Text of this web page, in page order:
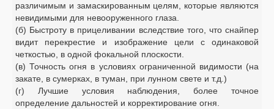
различимым и замаскированным целям, которые являются
невидимыми для невооруженного глаза.
(б) Быстроту в прицеливании вследствие того, что снайпер
видит перекрестие и изображение цели с одинаковой
четкостью, в одной фокальной плоскости.
(в) Точность огня в условиях ограниченной видимости (на
закате, в сумерках, в туман, при лунном свете и т.д.)
(г) Лучшие условия наблюдения, более точное
определение дальностей и корректирование огня.